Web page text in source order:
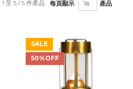
每頁顯示 產品
1 至 5 / 5 件產品
SALE
50%OFF